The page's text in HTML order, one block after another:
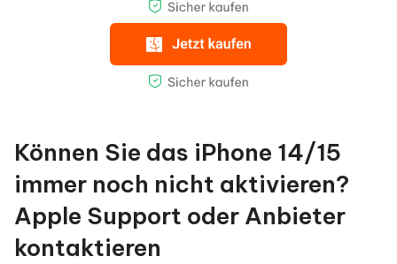
Können Sie das iPhone 14/15
immer noch nicht aktivieren?
Apple Support oder Anbieter
kontaktieren